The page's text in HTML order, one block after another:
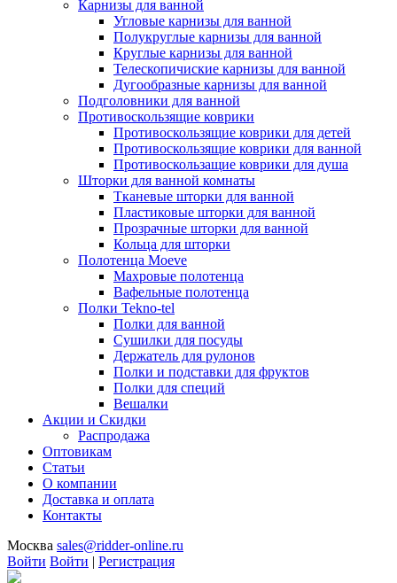
Карнизы для ванной
Угловые карнизы для ванной
Полукруглые карнизы для ванной
Круглые карнизы для ванной
Телескопичиские карнизы для ванной
Дугообразные карнизы для ванной
Подголовники для ванной
Противоскользящие коврики
Противоскользящие коврики для детей
Противоскользящие коврики для ванной
Противоскользащие коврики для душа
Шторки для ванной комнаты
Тканевые шторки для ванной
Пластиковые шторки для ванной
Прозрачные шторки для ванной
Кольца для шторки
Полотенца Moeve
Махровые полотенца
Вафельные полотенца
Полки Tekno-tel
Полки для ванной
Сушилки для посуды
Держатель для рулонов
Полки и подставки для фруктов
Полки для специй
Вешалки
Акции и Скидки
Распродажа
Оптовикам
Статьи
О компании
Доставка и оплата
Контакты
Москва sales@ridder-online.ru
Войти Войти | Регистрация